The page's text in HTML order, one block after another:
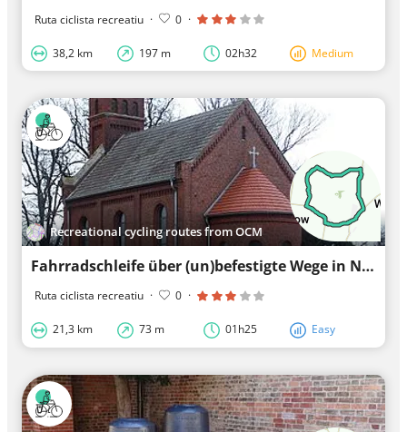
Ruta ciclista recreatiu · 0 ·
38,2 km 197 m 02h32 Medium
Recreational cycling routes from OCM
Fahrradschleife über (un)befestigte Wege in Nauen
Ruta ciclista recreatiu · 0 ·
21,3 km 73 m 01h25 Easy